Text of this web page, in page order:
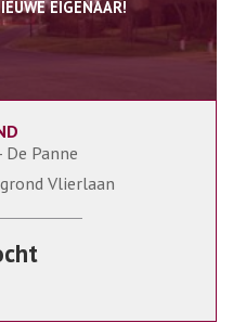
EIGENAAR!
m²
Panne
Vlierlaan